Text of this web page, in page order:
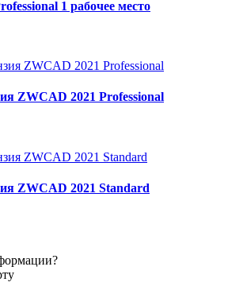
1 рабочее место
ZWCAD 2021 Professional
ZWCAD 2021 Standard